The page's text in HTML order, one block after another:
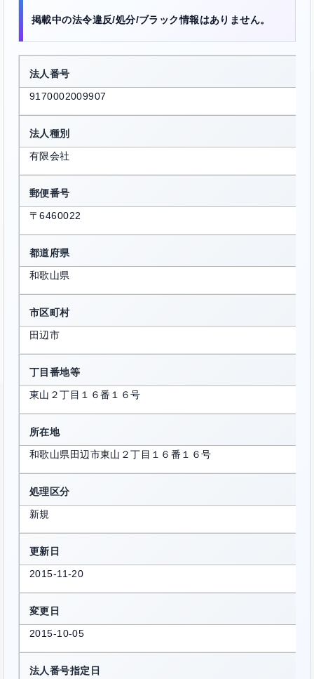
掲載中の法令違反/処分/ブラック情報はありません。
法人番号
9170002009907
法人種別
有限会社
郵便番号
〒6460022
都道府県
和歌山県
市区町村
田辺市
丁目番地等
東山２丁目１６番１６号
所在地
和歌山県田辺市東山２丁目１６番１６号
処理区分
新規
更新日
2015-11-20
変更日
2015-10-05
法人番号指定日